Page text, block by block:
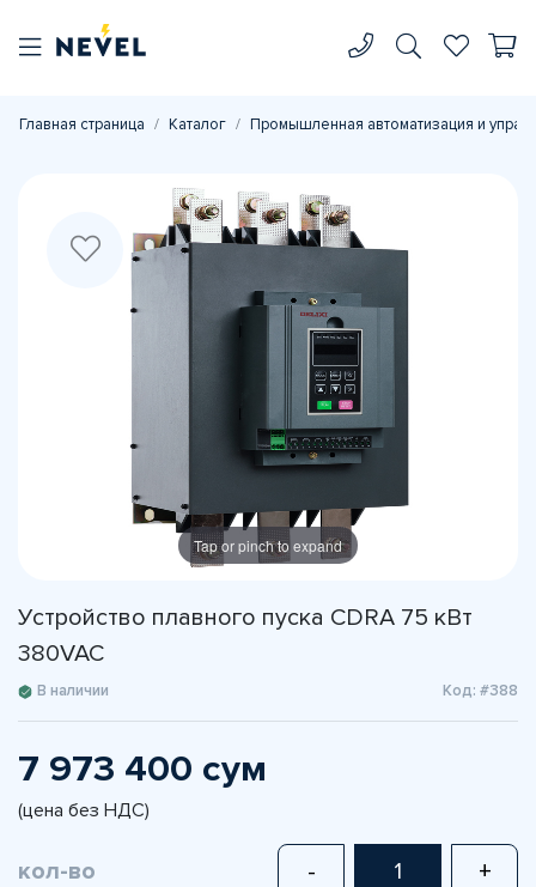
Главная страница Каталог Промышленная автоматизация и
Tap or pinch to expand
Устройство плавного пуска CDRA 75 кВт
380VAC
В наличии Код: #388
7 973 400 сум
(цена без НДС)
кол-во - +